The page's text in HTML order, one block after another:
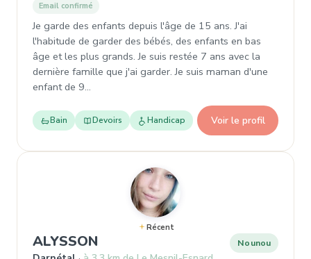
Email confirmé
Je garde des enfants depuis l'âge de 15 ans. J'ai
l'habitude de garder des bébés, des enfants en bas
âge et les plus grands. Je suis restée 7 ans avec la
dernière famille que j'ai garder. Je suis maman d'une
enfant de 9…
Bain Devoirs Handicap Voir le profil
Récent
ALYSSON , Nounou à Darnétal Nounou